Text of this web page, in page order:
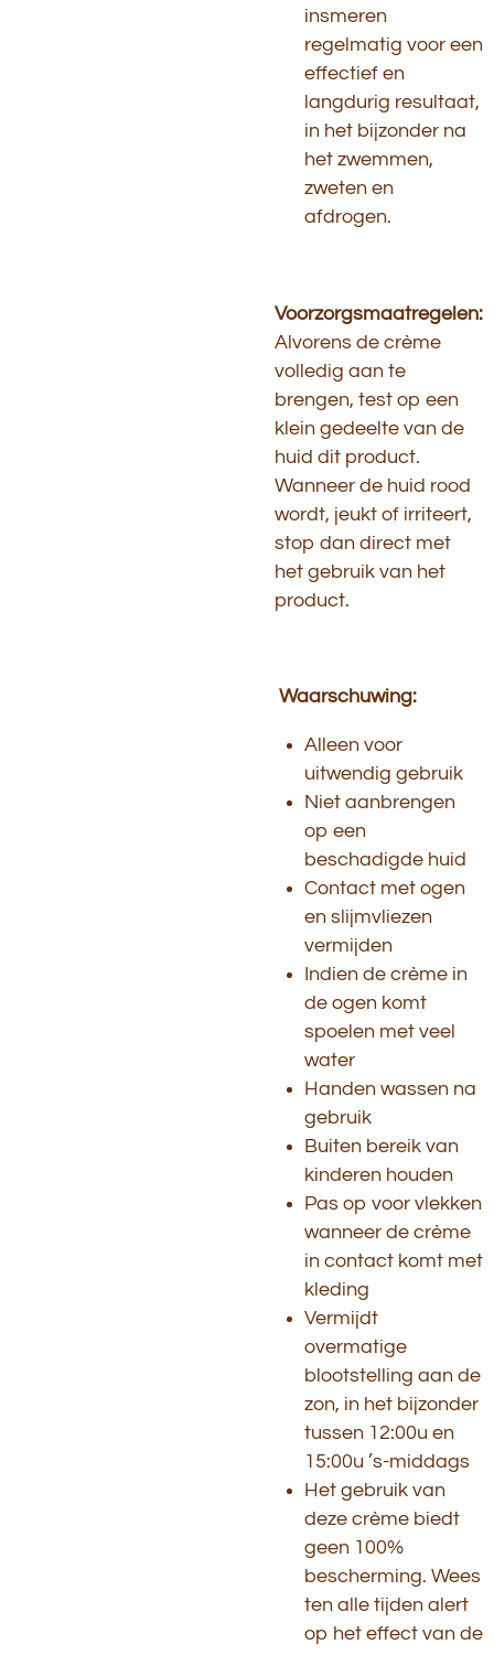
insmeren
regelmatig voor een
effectief en
langdurig resultaat,
in het bijzonder na
het zwemmen,
zweten en
afdrogen.
Voorzorgsmaatregelen:
Alvorens de crème
volledig aan te
brengen, test op een
klein gedeelte van de
huid dit product.
Wanneer de huid rood
wordt, jeukt of irriteert,
stop dan direct met
het gebruik van het
product.
Waarschuwing:
Alleen voor
uitwendig gebruik
Niet aanbrengen
op een
beschadigde huid
Contact met ogen
en slijmvliezen
vermijden
Indien de crème in
de ogen komt
spoelen met veel
water
Handen wassen na
gebruik
Buiten bereik van
kinderen houden
Pas op voor vlekken
wanneer de crème
in contact komt met
kleding
Vermijdt
overmatige
blootstelling aan de
zon, in het bijzonder
tussen 12:00u en
15:00u ’s-middags
Het gebruik van
deze crème biedt
geen 100%
bescherming. Wees
ten alle tijden alert
op het effect van de